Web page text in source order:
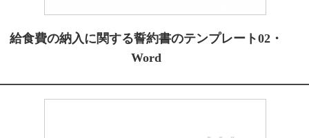
給食費の納入に関する誓約書のテンプレート02・
Word